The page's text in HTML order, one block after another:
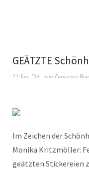
GEÄTZTE
23 Jan. ’20 von Francesco
Im Zeichen der
Monika Kritzmöller:
geätzten Stickereien